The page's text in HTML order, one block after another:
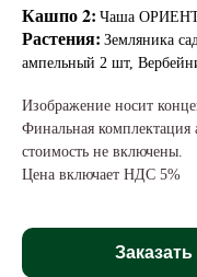
Кашпо 2: Чаша
Растения: Земляника
ампельный 2 шт,
Изображение носит
Финальная комплектация
стоимость не включены.
Цена включает НДС 5%
Заказать